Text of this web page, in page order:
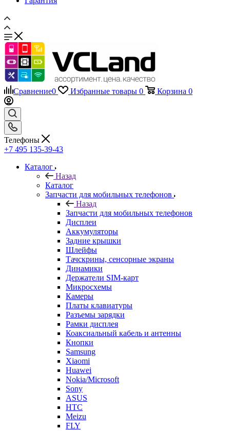
Сравнение 0 Избранные товары
Телефоны
+7 495 135-39-43
Каталог
Запчасти для мобильных телефонов
Запчасти для мобильных телефонов
Дисплеи
Аккумуляторы
Задние крышки
Шлейфы
Тачскрины, сенсорные экраны
Динамики
Держатели SIM-карт
Микросхемы
Камеры
Платы клавиатуры
Разъемы зарядки
Рамки дисплея
Коаксиальный кабель и антенны
Кнопки
Samsung
Xiaomi
Huawei
Nokia/Microsoft
Sony
ASUS
HTC
Meizu
FLY
LG
Lenovo
Sony Ericsson
Alcatel